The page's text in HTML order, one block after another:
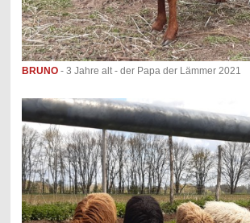
BRUNO- 3 Jahre alt - der Papa der Lämmer 2021